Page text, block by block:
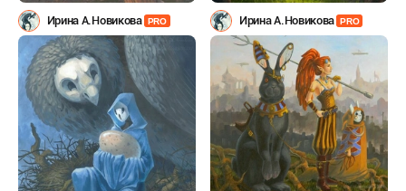
Ирина А.Новикова PRO Ирина А.Новикова PRO